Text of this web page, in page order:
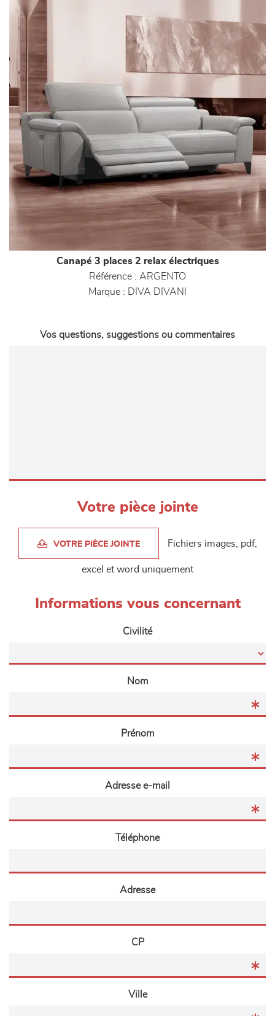
Canapé 3 places 2 relax électriques
Référence : ARGENTO
Marque : DIVA DIVANI
Vos questions, suggestions ou commentaires
Votre pièce jointe
VOTRE PIÈCE JOINTE Fichiers images, pdf,
excel et word uniquement
Informations vous concernant
Civilité
Nom
Prénom
Adresse e-mail
Téléphone
Adresse
CP
Ville